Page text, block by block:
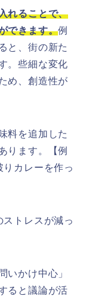
れることで、
できます。例
と、街の新た
。些細な変化
め、創造性が
料を追加した
ります。【例
カレーを作っ
ストレスが減っ
いかけ中心」
ると議論が活